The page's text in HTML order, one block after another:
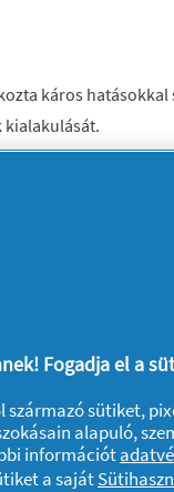
káros hatásokkal
kialakulását.
Fogadja el a
származó sütiket,
alapuló,
információt
a saját